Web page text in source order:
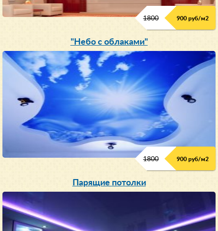
1800 900 руб/м2
"Небо с облаками"
1800 900 руб/м2
Парящие потолки